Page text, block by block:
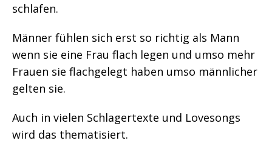
schlafen.
Männer fühlen sich erst so richtig als Mann
wenn sie eine Frau flach legen und umso mehr
Frauen sie flachgelegt haben umso männlicher
gelten sie.
Auch in vielen Schlagertexte und Lovesongs
wird das thematisiert.